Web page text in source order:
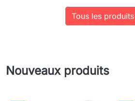
Tous les produits
Nouveaux produits